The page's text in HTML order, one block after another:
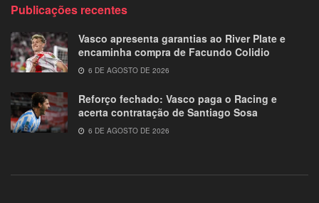
Publicações recentes
Vasco apresenta garantias ao River Plate e
encaminha compra de Facundo Colidio
6 DE AGOSTO DE 2026
Reforço fechado: Vasco paga o Racing e
acerta contratação de Santiago Sosa
6 DE AGOSTO DE 2026